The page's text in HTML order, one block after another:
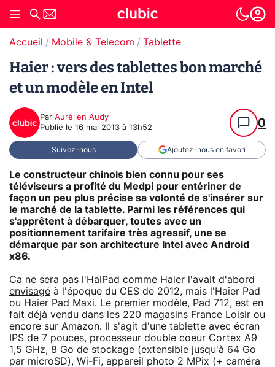
Accueil Mobile & Telecom Tablette
Haier : vers des tablettes bon marché
et un modèle en Intel
Par Aurélien Audy
Publié le 16 mai 2013 à 13h52 0
Suivez-nous Ajoutez-nous en favori
Le constructeur chinois bien connu pour ses
téléviseurs a profité du Medpi pour entériner de
façon un peu plus précise sa volonté de s'insérer sur
le marché de la tablette. Parmi les références qui
s'apprêtent à débarquer, toutes avec un
positionnement tarifaire très agressif, une se
démarque par son architecture Intel avec Android
x86.
Ca ne sera pas
l'HaiPad comme Haier l'avait d'abord
envisagé à l'époque du CES de 2012, mais l'Haier Pad
ou Haier Pad Maxi. Le premier modèle, Pad 712, est en
fait déjà vendu dans les 220 magasins France Loisir ou
encore sur Amazon. Il s'agit d'une tablette avec écran
IPS de 7 pouces, processeur double coeur Cortex A9
1,5 GHz, 8 Go de stockage (extensible jusqu'à 64 Go
par microSD), Wi-Fi, appareil photo 2 MPix (+ caméra